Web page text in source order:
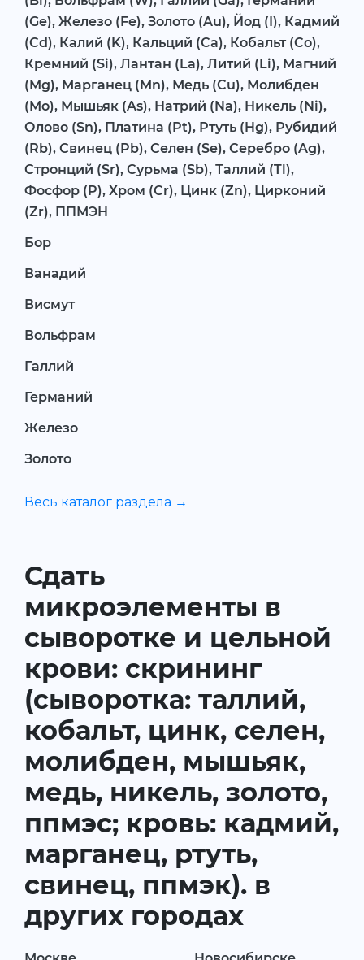
(Ge), Железо (Fe), Золото (Au), Йод (I), Кадмий
(Cd), Калий (K), Кальций (Ca), Кобальт (Co),
Кремний (Si), Лантан (La), Литий (Li), Магний
(Mg), Марганец (Mn), Медь (Cu), Молибден
(Mo), Мышьяк (As), Натрий (Na), Никель (Ni),
Олово (Sn), Платина (Pt), Ртуть (Hg), Рубидий
(Rb), Свинец (Pb), Селен (Se), Серебро (Ag),
Стронций (Sr), Сурьма (Sb), Таллий (Tl),
Фосфор (P), Хром (Cr), Цинк (Zn), Цирконий
(Zr), ППМЭН
Бор
Ванадий
Висмут
Вольфрам
Галлий
Германий
Железо
Золото
Весь каталог раздела →
Сдать
микроэлементы в
сыворотке и цельной
крови: скрининг
(сыворотка: таллий,
кобальт, цинк, селен,
молибден, мышьяк,
медь, никель, золото,
ппмэс; кровь: кадмий,
марганец, ртуть,
свинец, ппмэк). в
других городах